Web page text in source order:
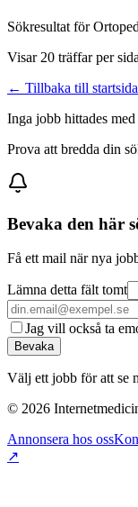
Sökresultat för
Visar 20 träffar per
← Tillbaka till
Inga jobb hittades
Prova att bredda din
Bevaka den här
Få ett mail när nya
Lämna detta fält tomt
Jag vill också ta
Bevaka
Välj ett jobb för att se
© 2026
Annonsera hos oss
↗